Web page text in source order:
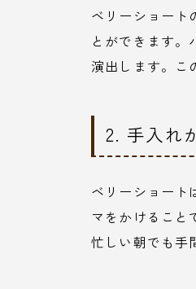
ベリーショート
とができます。
演出します。こ
2. 手入れ
ベリーショート
マをかけること
忙しい朝でも手